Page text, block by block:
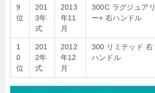
9
位
201
3年
式
2013
年11
月
300C ラグジュアリ
ー+ 右ハンドル
1
0
位
201
2年
式
2012
年12
月
300 リミテッド 右
ハンドル